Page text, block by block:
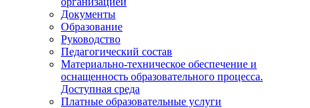
Документы
Образование
Руководство
Педагогический состав
Материально-техническое обеспечение и
оснащенность образовательного процесса.
Доступная среда
Платные образовательные услуги